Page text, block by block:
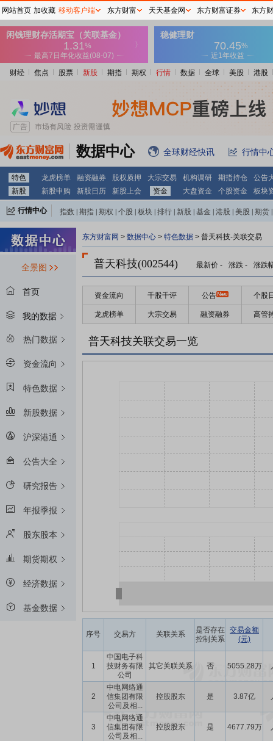
财经 焦点 股票 新股 期指 期权 行情 数据 全球 美股 港股
数据中心 全球财经快讯 行情中
特色 龙虎榜单 融资融券 股权质押 大宗交易 机构调研 期指持仓
公告
新股
新股申购 新股日历 新股上会 资金 大盘资金 个股资金 板块
行情中心 指数 期指 期权 个股 板块 排行 新股 基金 港股 美股 期货
全景图
首页
我的数据
热门数据
资金流向
特色数据
新股数据
沪深港通
公告大全
研究报告
年报季报
股东股本
期货期权
经济数据
基金数据
东方财富网 > 数据中心 > 特色数据 > 普天科技-关联交易
普天科技(002544) 最新价 - 涨跌 - 涨跌
资金流向 千股千评 公告 个股
龙虎榜单 大宗交易 融资融券 高管
普天科技关联交易一览
序号 交易方 关联关系
是否存在
控制关系
交易金额
(元)
1
中国电子科
技财务有限
公司
其它关联关系 否 5055.28万
2
中电网络通
信集团有限
公司及相...
控股股东 是 3.87亿
3
中电网络通
信集团有限
公司及相...
控股股东 是 4677.79万
网站首页 加收藏 移动客户端 东方财富 天天基金网 东方财富证券 东方